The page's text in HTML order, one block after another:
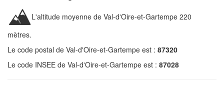
L'altitude moyenne de Val-d'Oire-et-Gartempe 220
mètres.
Le code postal de Val-d'Oire-et-Gartempe est : 87320
Le code INSEE de Val-d'Oire-et-Gartempe est : 87028